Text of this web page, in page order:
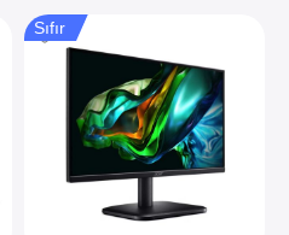
Sıfır